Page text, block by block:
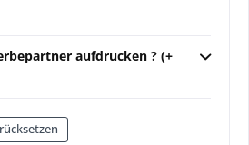
aufdrucken ? (+